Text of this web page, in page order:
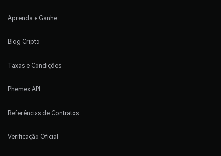
Aprenda e Ganhe
Blog Cripto
Taxas e Condições
Phemex API
Referências de Contratos
Verificação Oficial